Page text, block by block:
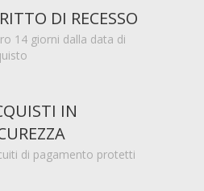
DI RECESSO
14 giorni dalla data di
IN
di pagamento protetti